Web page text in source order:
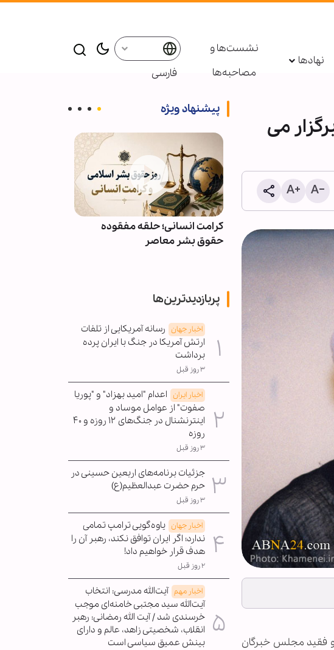
نهادها
نشست‌ها و
مصاحبه‌ها
فارسی
می
فقید مجلس خبرگان
پیشنهاد ویژه
اطعام روزانه ۱۰ هزار زائر در موکب
در ایام اربعین
کرامت انسانی؛ حلقه مفقوده
حقوق بشر معاصر
پربازدیدترین‌ها
اخبار جهان رسانه آمریکایی از تلفات
ارتش آمریکا در جنگ با ایران پرده
برداشت
۳ روز قبل
اخبار ایران اعدام "امید بهزاد" و "پوریا
صفوت" از عوامل موساد و
اینترنشنال در جنگ‌های ۱۲ روزه و ۴۰
روزه
۳ روز قبل
جزئیات برنامه‌های اربعین حسینی در
حرم حضرت عبدالعظیم(ع)
۳ روز قبل
اخبار جهان یاوه‌گویی ترامپ تمامی
ندارد؛ اگر ایران توافق نکند، رهبر آن را
هدف قرار خواهیم داد!
۲ روز قبل
اخبار مهم آیت‌الله مدرسی: انتخاب
آیت‌الله سید مجتبی خامنه‌ای موجب
خرسندی شد / آیت الله رمضانی: رهبر
انقلاب، شخصیتی زاهد، عالم و دارای
بینش عمیق سیاسی است